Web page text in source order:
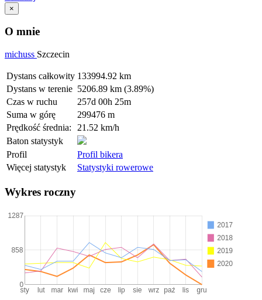
×
O mnie
michuss Szczecin
Dystans całkowity 133994.92 km
Dystans w terenie 5206.89 km (3.89%)
Czas w ruchu
257d 00h 25m
Suma w górę
299476 m
Prędkość średnia:
21.52 km/h
Baton statystyk
Profil
Profil bikera
Więcej statystyk
Statystyki rowerowe
Wykres roczny